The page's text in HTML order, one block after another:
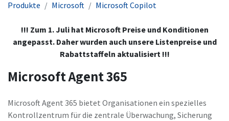
Produkte Microsoft Microsoft Copilot
!!! Zum 1. Juli hat Microsoft Preise und Konditionen
angepasst. Daher wurden auch unsere Listenpreise und
Rabattstaffeln aktualisiert !!!
Microsoft Agent 365
Microsoft Agent 365 bietet Organisationen ein spezielles
Kontrollzentrum für die zentrale Überwachung, Sicherung